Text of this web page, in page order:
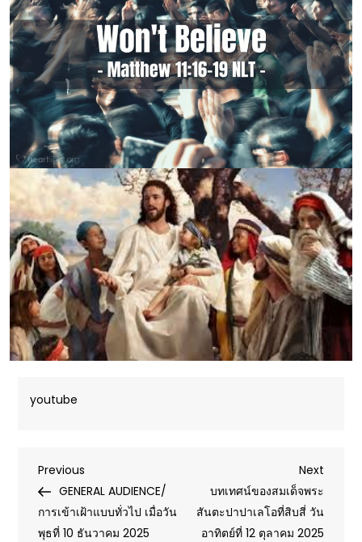
youtube
Post
navigation
Previous
Post
Previous
GENERAL AUDIENCE/
การเข้าเฝ้าแบบทั่วไป เมื่อวัน
พุธที่ 10 ธันวาคม 2025
Next
Post
Next
บทเทศน์ของสมเด็จพระ
สันตะปาปาเลโอที่สิบสี่ วัน
อาทิตย์ที่ 12 ตุลาคม 2025